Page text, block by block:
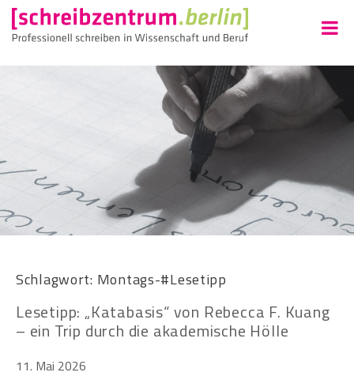
Schlagwort: Montags-#Lesetipp
Lesetipp: „Katabasis“ von Rebecca F. Kuang
– ein Trip durch die akademische Hölle
11. Mai 2026